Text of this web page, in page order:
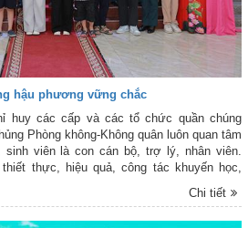
hậu phương vững chắc
huy các cấp và các tổ chức quần chúng
Phòng không-Không quân luôn quan tâm
sinh viên là con cán bộ, trợ lý, nhân viên.
thực, hiệu quả, công tác khuyến học,
viên, khích lệ các cháu không ngừng nỗ lực
con ngoan, trò giỏi, góp phần xây dựng gia
Chi tiết